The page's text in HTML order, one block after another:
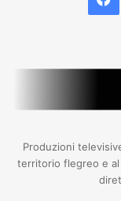
Produzioni
territorio flegreo e